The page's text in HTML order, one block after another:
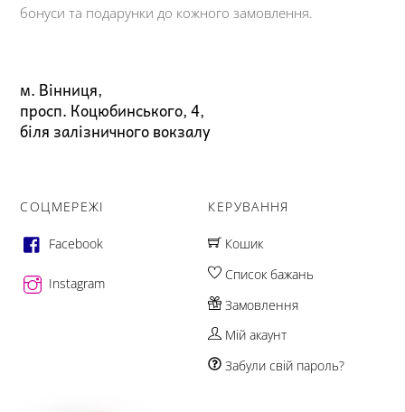
бонуси та подарунки до кожного замовлення.
м. Вінниця,
просп. Коцюбинського, 4,
біля залізничного вокзалу
СОЦМЕРЕЖІ
Facebook
Instagram
КЕРУВАННЯ
Кошик
Список бажань
Замовлення
Мій акаунт
Забули свій пароль?